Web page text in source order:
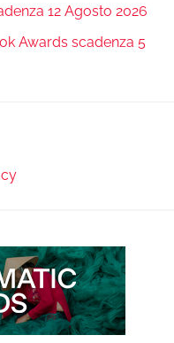
12 Agosto 2026
Awards scadenza 5